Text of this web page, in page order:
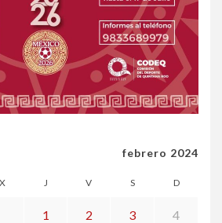
febrero 2024
X J V S D
1 2 3 4